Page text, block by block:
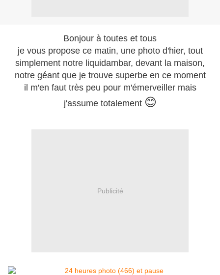
Bonjour à toutes et tous
je vous propose ce matin, une photo d'hier, tout
simplement notre liquidambar, devant la maison,
notre géant que je trouve superbe en ce moment
il m'en faut très peu pour m'émerveiller mais
j'assume totalement 😊
Publicité